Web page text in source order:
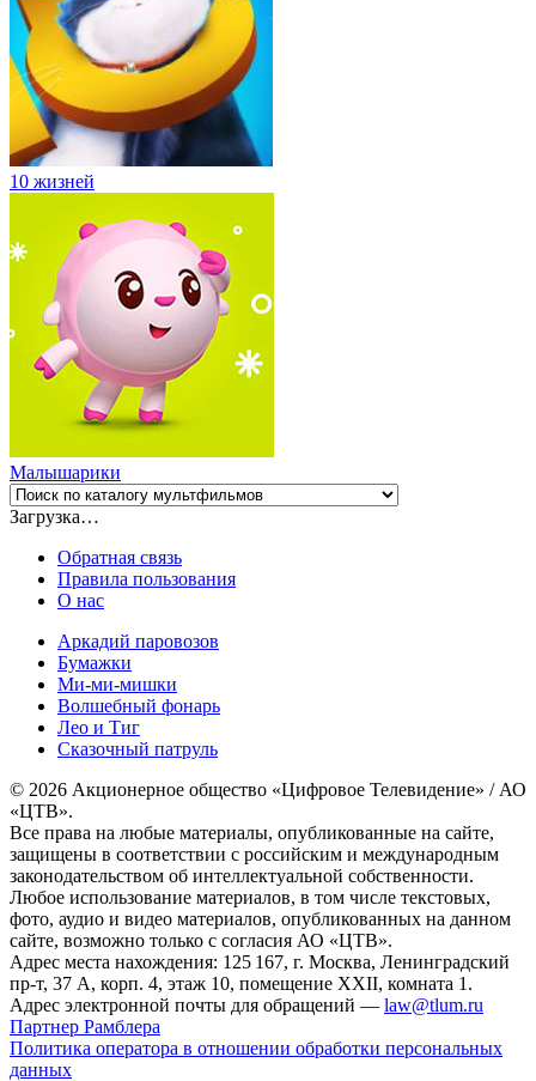
10 жизней
Малышарики
Загрузка…
Обратная связь
Правила пользования
О нас
Аркадий паровозов
Бумажки
Ми-ми-мишки
Волшебный фонарь
Лео и Тиг
Сказочный патруль
© 2026 Акционерное общество «Цифровое Телевидение» / АО
«ЦТВ».
Все права на любые материалы, опубликованные на сайте,
защищены в соответствии с российским и международным
законодательством об интеллектуальной собственности.
Любое использование материалов, в том числе текстовых,
фото, аудио и видео материалов, опубликованных на данном
сайте, возможно только с согласия АО «ЦТВ».
Адрес места нахождения: 125 167, г. Москва, Ленинградский
пр-т, 37 А, корп. 4, этаж 10, помещение XXII, комната 1.
Адрес электронной почты для обращений — law@tlum.ru
Партнер Рамблера
Политика оператора в отношении обработки персональных
данных